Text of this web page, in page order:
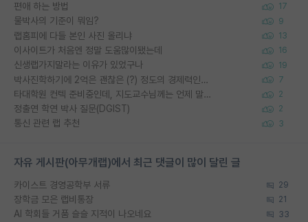
편애 하는 방법 17
물박사의 기준이 뭐임? 9
랩홈피에 다들 본인 사진 올리냐 13
이사이트가 처음엔 정말 도움많이됐는데 16
신생랩가지말라는 이유가 있었구나 19
박사진학하기에 2억은 괜찮은 (?) 정도의 경제력인가요 7
타대학원 컨텍 준비중인데, 지도교수님께는 언제 말씀드려야 할까요? 2
정출연 학연 박사 질문(DGIST) 2
통신 관련 랩 추천 3
자유 게시판(아무개랩)에서 최근 댓글이 많이 달린 글
카이스트 경영공학부 서류 29
장학금 모은 랩비통장 21
AI 학회들 거품 슬슬 지적이 나오네요 33